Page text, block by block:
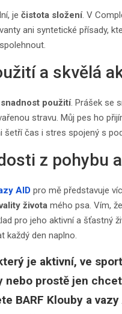
je čistota složení. V
ani syntetické přísady,
a skvělá
snadnost použití. Prášek se
stravu. Můj pes ho
čas i stres spojený s
z pohybu
AID pro mě představuje
života mého psa. Vím,
pro jeho aktivní a šťastný
každý den naplno.
je aktivní, ve
nebo prostě jen
BARF Klouby a vazy